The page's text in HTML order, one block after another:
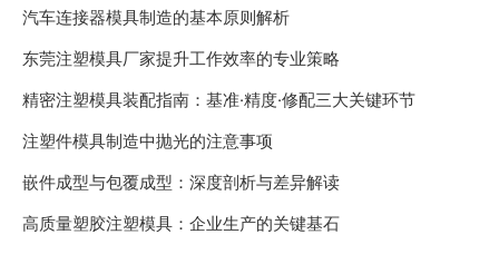
汽车连接器模具制造的基本原则解析
东莞注塑模具厂家提升工作效率的专业策略
精密注塑模具装配指南：基准·精度·修配三大关键环节
注塑件模具制造中抛光的注意事项
嵌件成型与包覆成型：深度剖析与差异解读
高质量塑胶注塑模具：企业生产的关键基石